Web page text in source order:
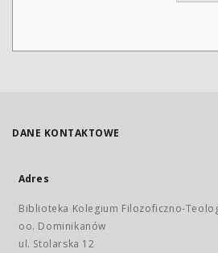
DANE KONTAKTOWE
Adres
Biblioteka Kolegium Filozoficzno-
oo. Dominikanów
ul. Stolarska 12